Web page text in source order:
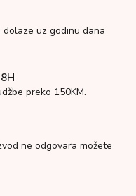
uz godinu dana
preko 150KM.
ne odgovara možete